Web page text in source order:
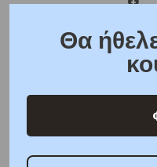
Χαρακτηριστικά
Βάρος : 0,5 gr
Θα